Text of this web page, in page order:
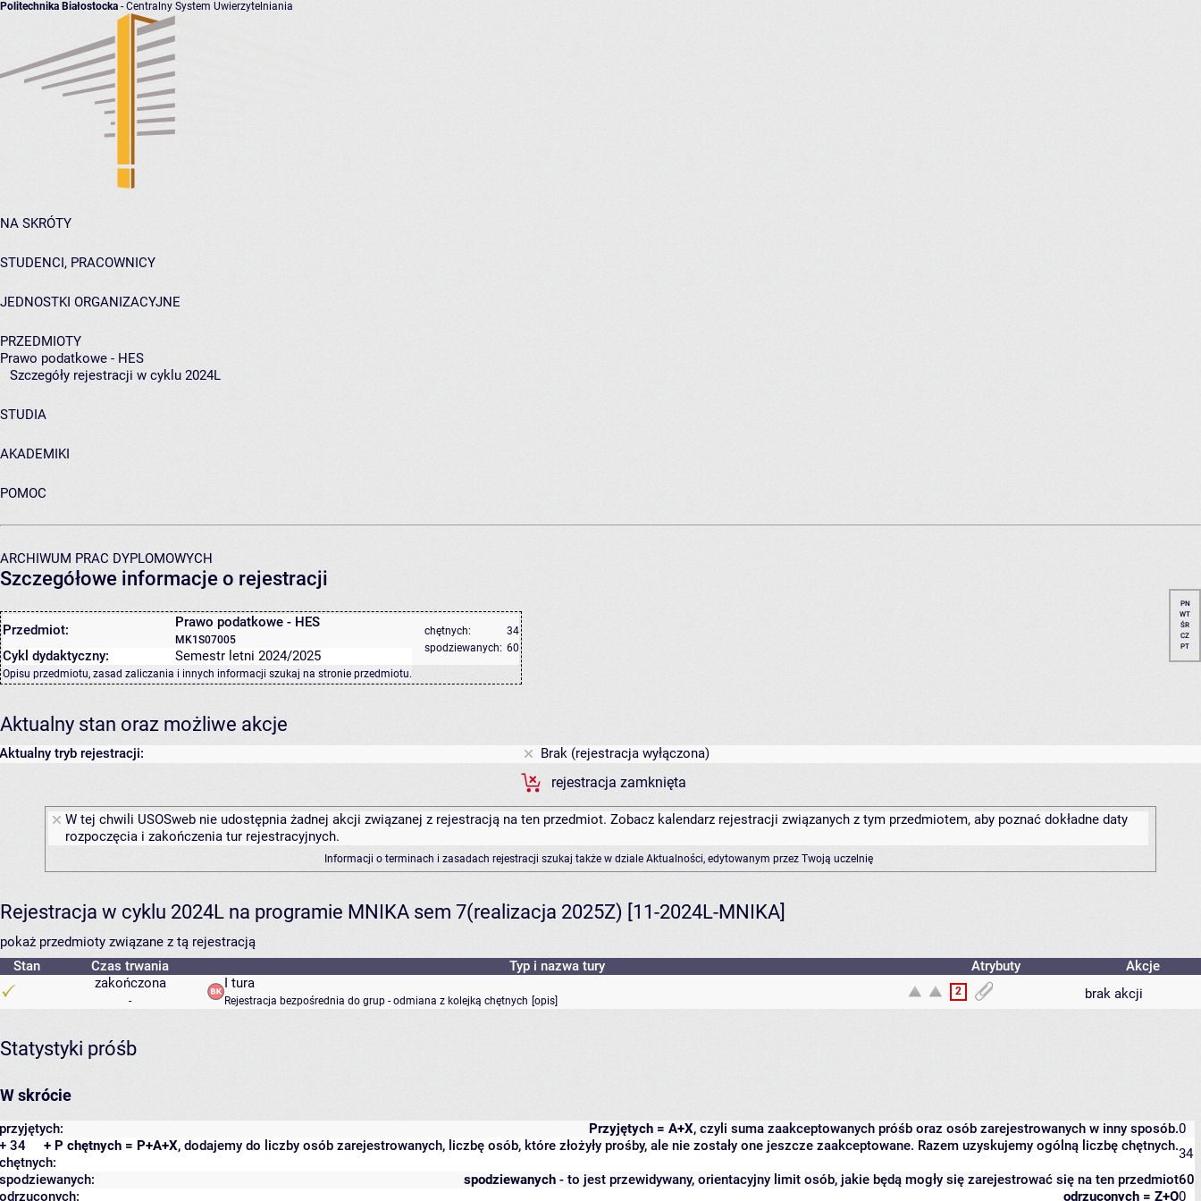
Politechnika Białostocka - Centralny System Uwierzytelniania
NA SKRÓTY
STUDENCI, PRACOWNICY
JEDNOSTKI ORGANIZACYJNE
PRZEDMIOTY
Prawo podatkowe - HES
Szczegóły rejestracji w cyklu 2024L
STUDIA
AKADEMIKI
POMOC
ARCHIWUM PRAC DYPLOMOWYCH
Szczegółowe informacje o rejestracji
Przedmiot: Prawo podatkowe - HES
MK1S07005
chętnych:
34
spodziewanych: 60
Cykl dydaktyczny: Semestr letni 2024/2025
Opisu przedmiotu, zasad zaliczania i innych informacji szukaj na stronie przedmiotu.
PN
WT
ŚR
CZ
PT
Aktualny stan oraz możliwe akcje
Aktualny tryb rejestracji:
Brak (rejestracja wyłączona)
rejestracja zamknięta
W tej chwili USOSweb nie udostępnia żadnej akcji związanej z rejestracją na ten przedmiot. Zobacz kalendarz rejestracji związanych z tym przedmiotem, aby poznać dokładne daty
rozpoczęcia i zakończenia tur rejestracyjnych.
Informacji o terminach i zasadach rejestracji szukaj także w dziale Aktualności, edytowanym przez Twoją uczelnię
Rejestracja w cyklu 2024L na programie MNIKA sem 7(realizacja 2025Z) [11-2024L-MNIKA]
pokaż przedmioty związane z tą rejestracją
Stan
Czas trwania Typ i nazwa tury Atrybuty
Akcje
zakończona
-
I tura
Rejestracja bezpośrednia do grup - odmiana z kolejką chętnych [opis]
2 brak akcji
Statystyki próśb
W skrócie
Przyjętych = A+X, czyli suma zaakceptowanych próśb oraz osób zarejestrowanych w inny sposób.
przyjętych:
0
+ P chętnych = P+A+X, dodajemy do liczby osób zarejestrowanych, liczbę osób, które złożyły prośby, ale nie zostały one jeszcze zaakceptowane. Razem uzyskujemy ogólną liczbę chętnych.
+ 34
chętnych:
34
spodziewanych - to jest przewidywany, orientacyjny limit osób, jakie będą mogły się zarejestrować się na ten przedmiot
spodziewanych:
60
odrzuconych = Z+O
odrzuconych: 0